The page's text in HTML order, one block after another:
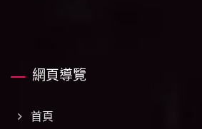
網頁導覽
首頁